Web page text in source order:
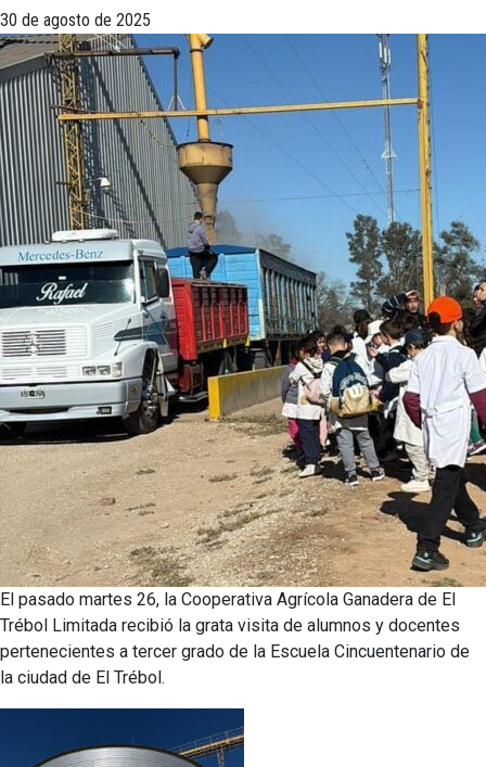
30 de agosto de 2025
El pasado martes 26, la Cooperativa Agrícola Ganadera de El
Trébol Limitada recibió la grata visita de alumnos y docentes
pertenecientes a tercer grado de la Escuela Cincuentenario de
la ciudad de El Trébol.